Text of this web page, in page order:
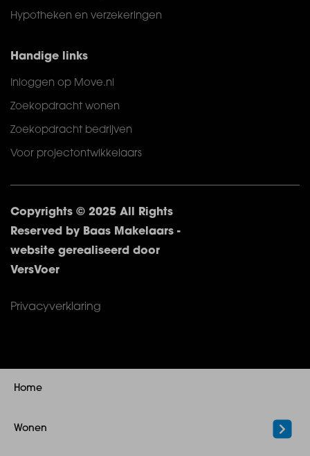
Hypotheken en verzekeringen
Handige links
Inloggen op Move.nl
Zoekopdracht wonen
Zoekopdracht bedrijven
Voor projectontwikkelaars
Copyrights © 2025 All Rights
Reserved by Baas Makelaars -
website gerealiseerd door
VersVoer
Privacyverklaring
Home
Wonen